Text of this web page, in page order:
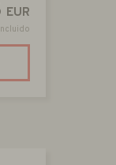
EUR